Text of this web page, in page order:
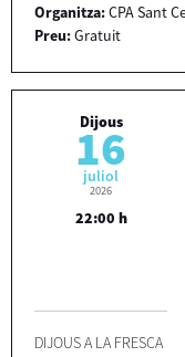
Organitza:CPA Sant
Preu:Gratuit
Dijous
16
juliol
2026
22:00 h
DIJOUS A LA FRESCA